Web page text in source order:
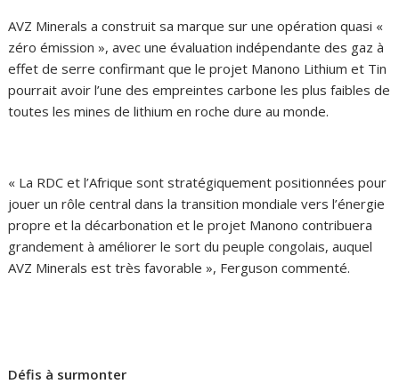
AVZ Minerals a construit sa marque sur une opération quasi «
zéro émission », avec une évaluation indépendante des gaz à
effet de serre confirmant que le projet Manono Lithium et Tin
pourrait avoir l’une des empreintes carbone les plus faibles de
toutes les mines de lithium en roche dure au monde.
« La RDC et l’Afrique sont stratégiquement positionnées pour
jouer un rôle central dans la transition mondiale vers l’énergie
propre et la décarbonation et le projet Manono contribuera
grandement à améliorer le sort du peuple congolais, auquel
AVZ Minerals est très favorable », Ferguson commenté.
Défis à surmonter